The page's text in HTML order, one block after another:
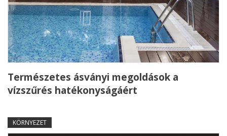
Természetes ásványi megoldások a
vízszűrés hatékonyságáért
KÖRNYEZET